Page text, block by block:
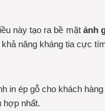
này tạo ra bề mặt ảnh
năng kháng tia cực
in ép gỗcho khách hàng
hợp nhất.